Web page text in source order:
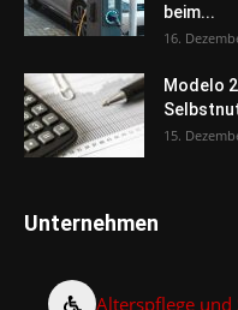
beim...
16.
Modelo
15.
Unternehmen
Alterspflege